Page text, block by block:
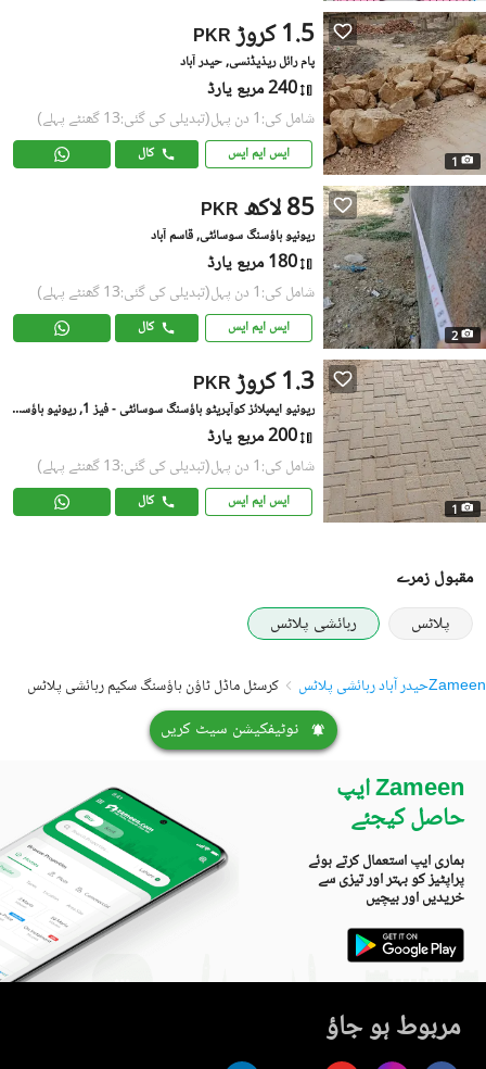
1
PKR 1.5 کروڑ
پام رائل ریذیڈنسی, حیدر آباد
240 مربع یارڈ
شامل کی:1 دن پہل (تبدیلی کی گئی:13 گھنٹے پہلے)
ایس ایم ایس کال
2
PKR 85 لاکھ
ریونیو ہاؤسنگ سوسائٹی, قاسم آباد
180 مربع یارڈ
شامل کی:1 دن پہل (تبدیلی کی گئی:13 گھنٹے پہلے)
ایس ایم ایس کال
1
PKR 1.3 کروڑ
ریونیو ایمپلائز کوآپریٹو ہاؤسنگ سوسائٹی - فیز 1, ریونیو ہاؤسنگ سوسائٹی
200 مربع یارڈ
شامل کی:1 دن پہل (تبدیلی کی گئی:13 گھنٹے پہلے)
ایس ایم ایس کال
مقبول زمرے
پلاٹس
رہائشی پلاٹس
Zameenحیدر آباد رہائشی پلاٹس کرسٹل ماڈل ٹاؤن ہاؤسنگ سکیم رہائشی پلاٹس
نوٹیفکیشن سیٹ کریں
Zameen ایپ
حاصل کیجئے
ہماری ایپ استعمال کرتے ہوئے
پراپٹیز کو بہتر اور تیزی سے
خریدیں اور بیچیں
مربوط ہو جاؤ